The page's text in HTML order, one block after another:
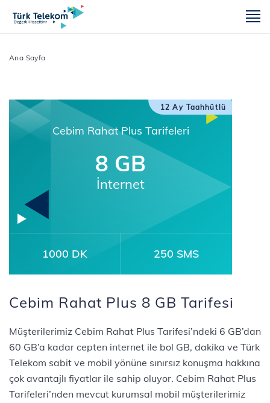
Ana Sayfa
12 Ay Taahhütlü
Cebim Rahat Plus Tarifeleri
8 GB
İnternet
1000 DK 250 SMS
Cebim Rahat Plus 8 GB Tarifesi
Müşterilerimiz Cebim Rahat Plus Tarifesi’ndeki 6 GB’dan
60 GB’a kadar cepten internet ile bol GB, dakika ve Türk
Telekom sabit ve mobil yönüne sınırsız konuşma hakkına
çok avantajlı fiyatlar ile sahip oluyor. Cebim Rahat Plus
Tarifeleri’nden mevcut kurumsal mobil müşterilerimiz